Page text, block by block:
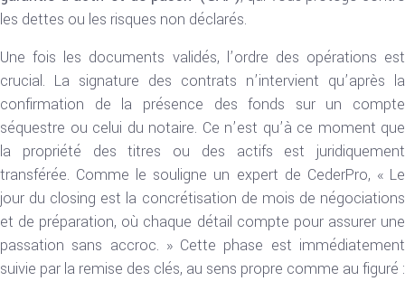
les dettes ou les risques non déclarés.
Une fois les documents validés, l’ordre des opérations est
crucial. La signature des contrats n’intervient qu’après la
confirmation de la présence des fonds sur un compte
séquestre ou celui du notaire. Ce n’est qu’à ce moment que
la propriété des titres ou des actifs est juridiquement
transférée. Comme le souligne un expert de CederPro, « Le
jour du closing est la concrétisation de mois de négociations
et de préparation, où chaque détail compte pour assurer une
passation sans accroc. » Cette phase est immédiatement
suivie par la remise des clés, au sens propre comme au figuré :